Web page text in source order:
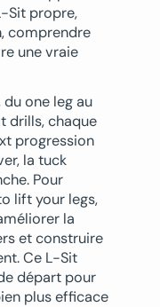
Sit propre,
comprendre
une vraie
one leg au
drills, chaque
progression
la tuck
Pour
lift your legs,
la
et construire
Ce L-Sit
départ pour
plus efficace